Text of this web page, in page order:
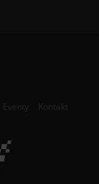
Eventy Kontakt